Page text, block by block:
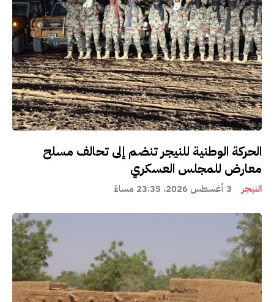
الحركة الوطنية للنيجر تنضم إلى تحالف مسلح
معارض للمجلس العسكري
النيجر 3 أغسطس 2026، 23:35 مساءً